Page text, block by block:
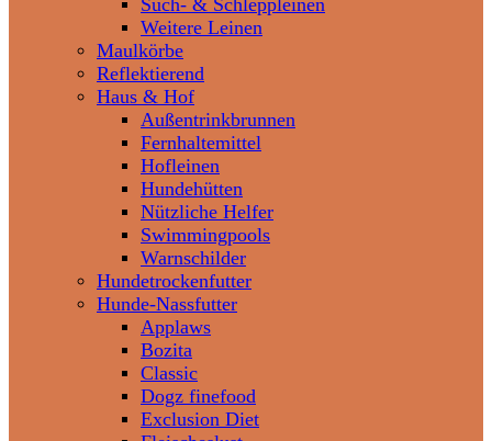
Such- & Schleppleinen
Weitere Leinen
Maulkörbe
Reflektierend
Haus & Hof
Außentrinkbrunnen
Fernhaltemittel
Hofleinen
Hundehütten
Nützliche Helfer
Swimmingpools
Warnschilder
Hundetrockenfutter
Hunde-Nassfutter
Applaws
Bozita
Classic
Dogz finefood
Exclusion Diet